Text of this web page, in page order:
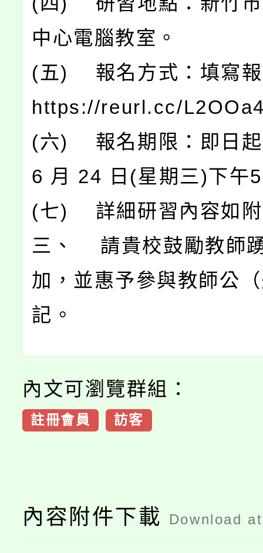
中心電腦教室。
(五) 報名方式：填寫報
https://reurl.cc/
(六) 報名期限：即日
6 月 24 日(星期三)下午
(七) 詳細研習內容如
三、 請貴校鼓勵教師
加，並惠予參與教師公
記。
內文可瀏覽群組：
註冊會員 訪客
內容附件下載 Download